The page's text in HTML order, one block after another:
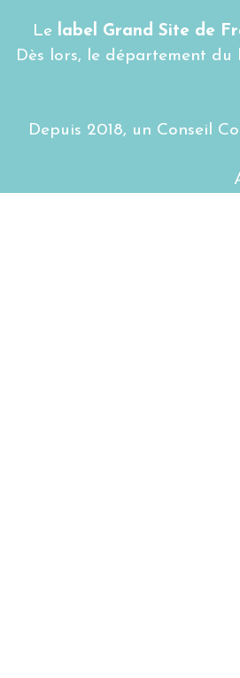
Le label Grand Site de
Dès lors, le département du
Depuis 2018, un Conseil